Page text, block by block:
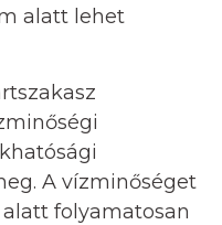
alatt lehet
A vízminőséget
folyamatosan